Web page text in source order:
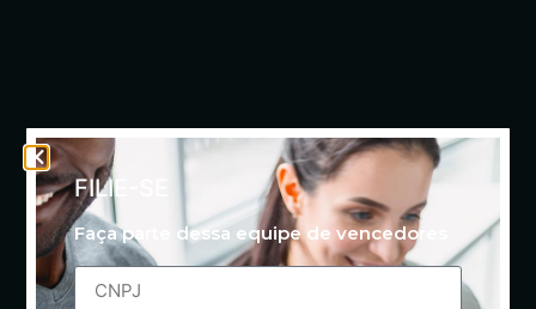
FILIE-SE
Faça parte dessa equipe de vencedores